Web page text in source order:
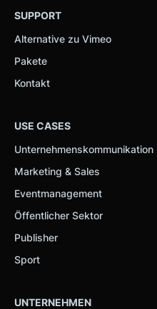
SUPPORT
Alternative zu Vimeo
Pakete
Kontakt
USE CASES
Unternehmenskommunikation
Marketing & Sales
Eventmanagement
Öffentlicher Sektor
Publisher
Sport
UNTERNEHMEN